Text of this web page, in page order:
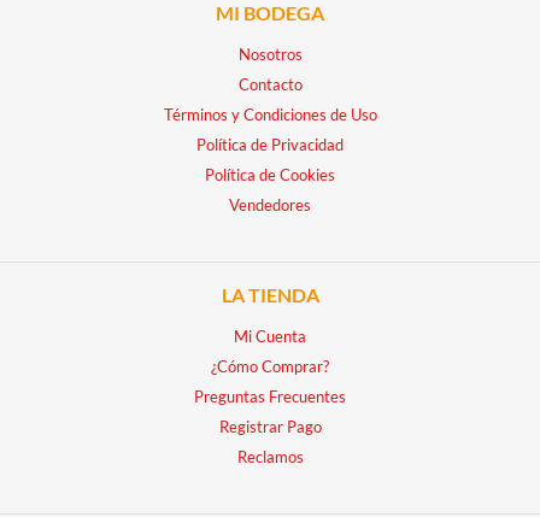
MI BODEGA
Nosotros
Contacto
Términos y Condiciones de Uso
Política de Privacidad
Política de Cookies
Vendedores
LA TIENDA
Mi Cuenta
¿Cómo Comprar?
Preguntas Frecuentes
Registrar Pago
Reclamos